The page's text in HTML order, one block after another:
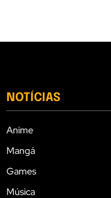
NOTÍCIAS
Anime
Mangá
Games
Música